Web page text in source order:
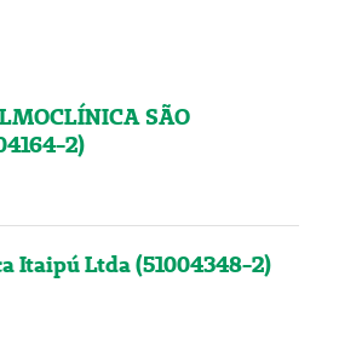
SÃO
2)
Itaipú Ltda (51004348-2)